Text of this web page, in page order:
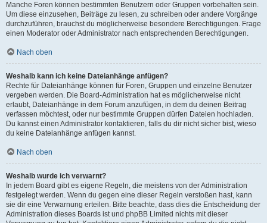
Manche Foren können bestimmten Benutzern oder Gruppen vorbehalten sein.
Um diese einzusehen, Beiträge zu lesen, zu schreiben oder andere Vorgänge
durchzuführen, brauchst du möglicherweise besondere Berechtigungen. Frage
einen Moderator oder Administrator nach entsprechenden Berechtigungen.
Nach oben
Weshalb kann ich keine Dateianhänge anfügen?
Rechte für Dateianhänge können für Foren, Gruppen und einzelne Benutzer
vergeben werden. Die Board-Administration hat es möglicherweise nicht
erlaubt, Dateianhänge in dem Forum anzufügen, in dem du deinen Beitrag
verfassen möchtest, oder nur bestimmte Gruppen dürfen Dateien hochladen.
Du kannst einen Administrator kontaktieren, falls du dir nicht sicher bist, wieso
du keine Dateianhänge anfügen kannst.
Nach oben
Weshalb wurde ich verwarnt?
In jedem Board gibt es eigene Regeln, die meistens von der Administration
festgelegt werden. Wenn du gegen eine dieser Regeln verstoßen hast, kann
sie dir eine Verwarnung erteilen. Bitte beachte, dass dies die Entscheidung der
Administration dieses Boards ist und phpBB Limited nichts mit dieser